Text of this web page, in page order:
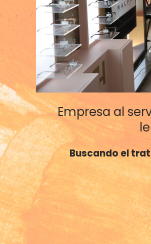
Empresa al
Buscando el